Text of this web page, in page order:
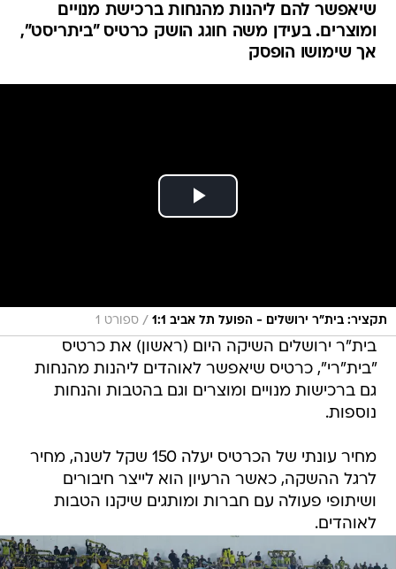
שיאפשר להם ליהנות מהנחות ברכישת מנויים
ומוצרים. בעידן משה חוגג הושק כרטיס "ביתריסט",
אך שימושו הופסק
תקציר: בית"ר ירושלים - הפועל תל אביב 1:1 / ספורט 1
בית"ר ירושלים השיקה היום (ראשון) את כרטיס
"בית"רי", כרטיס שיאפשר לאוהדים ליהנות מהנחות
גם ברכישות מנויים ומוצרים וגם בהטבות והנחות
נוספות.
מחיר עונתי של הכרטיס יעלה 150 שקל לשנה, מחיר
לרגל ההשקה, כאשר הרעיון הוא לייצר חיבורים
ושיתופי פעולה עם חברות ומותגים שיקנו הטבות
לאוהדים.